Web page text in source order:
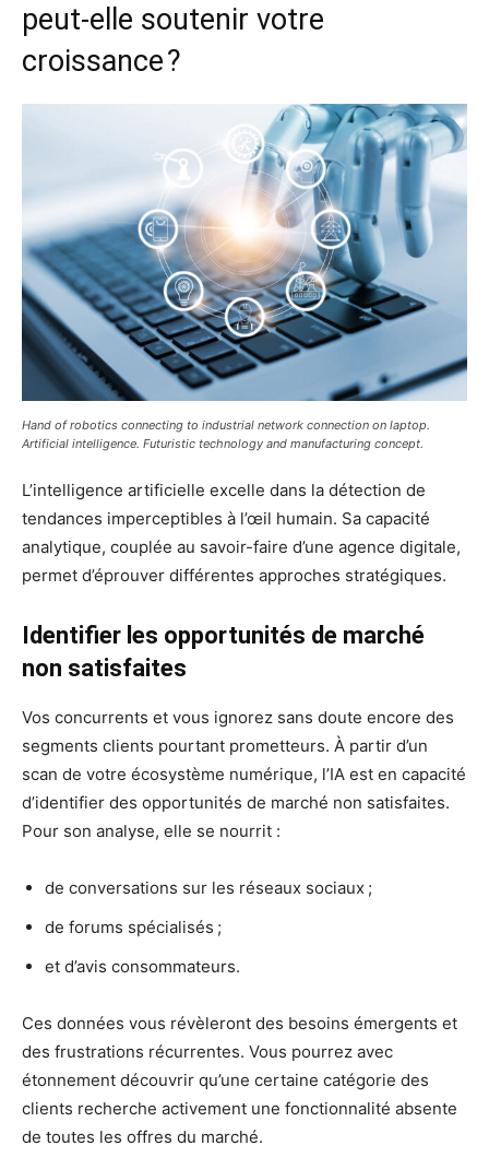
peut-elle soutenir votre
croissance ?
Hand of robotics connecting to industrial network connection on laptop.
Artificial intelligence. Futuristic technology and manufacturing concept.
L’intelligence artificielle excelle dans la détection de
tendances imperceptibles à l’œil humain. Sa capacité
analytique, couplée au savoir-faire d’une agence digitale,
permet d’éprouver différentes approches stratégiques.
Identifier les opportunités de marché
non satisfaites
Vos concurrents et vous ignorez sans doute encore des
segments clients pourtant prometteurs. À partir d’un
scan de votre écosystème numérique, l’IA est en capacité
d’identifier des opportunités de marché non satisfaites.
Pour son analyse, elle se nourrit :
de conversations sur les réseaux sociaux ;
de forums spécialisés ;
et d’avis consommateurs.
Ces données vous révèleront des besoins émergents et
des frustrations récurrentes. Vous pourrez avec
étonnement découvrir qu’une certaine catégorie des
clients recherche activement une fonctionnalité absente
de toutes les offres du marché.